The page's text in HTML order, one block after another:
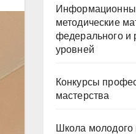
методические
федерального и
уровней
Конкурсы
мастерства
Школа молодого